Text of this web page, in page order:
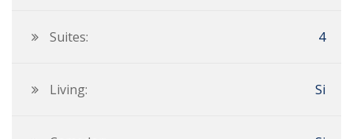
Suites: 4
Living: Si